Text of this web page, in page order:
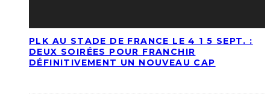
PLK AU STADE DE FRANCE LE 4 1 5 SEPT. :
DEUX SOIRÉES POUR FRANCHIR
DÉFINITIVEMENT UN NOUVEAU CAP